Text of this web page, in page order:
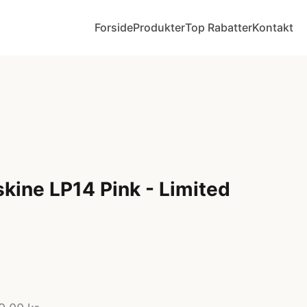
ForsideProdukterTop RabatterKontakt
LP14 Pink - Limited